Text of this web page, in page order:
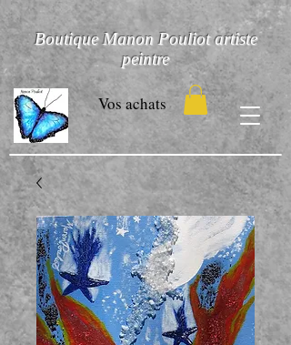
Boutique Manon Pouliot artiste
peintre
Vos achats